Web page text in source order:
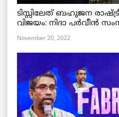
ടിസ്സിലേത് ബഹുജന
വിജയം: നിദാ പർവീൻ
November 20, 2022